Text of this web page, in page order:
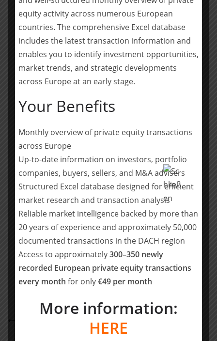
• Infrastruktur und Anlagenbau
• Ansässig in Alsdorf mit Präsenz
• in ganz NRW
• 350 Mitarbeiter
Dealgröße
• Nicht veröffentlicht
• Commercial Due Diligence
Team
• Arndt Rautenberg, Managing Partner
• Eike Gerrit Büllingen, Partner
• Sebastian Morck, Director
• Florian Niehues, Senior Associate
• Niels Bosman, Associate
• Sebastian Hotze, Associate
• Alexander Hübner, Associate
Teilen mit:
Teilen
GBC Group acquires NetzConcepte
Allert & Co. berät Gesellschafter der Zigmo
equity activity across numerous European
countries. The comprehensive Excel database
includes the latest transaction information and
enables you to identify investment opportunities,
market trends, and strategic developments
across Europe at an early stage.
Your Benefits
Monthly overview of private equity transactions
across Europe
Up-to-date information on investors, portfolio
companies, buyers, sellers, and M&A advisers
Structured Excel database designed for efficient
market research and transaction analysis
Reliable market intelligence backed by more than
20 years of experience and approximately 50,000
documented transactions in the DACH region
Access to approximately300–350 newly
recorded European private equity transactions
every month for only€49 per month
More information:
HERE